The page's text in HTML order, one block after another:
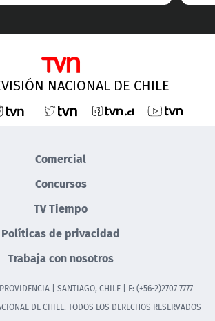
NACIONAL DE CHILE
Comercial
Concursos
TV Tiempo
Políticas de privacidad
Trabaja con nosotros
| SANTIAGO, CHILE | F: (+56-2)2707 7777
DE CHILE. TODOS LOS DERECHOS RESERVADOS